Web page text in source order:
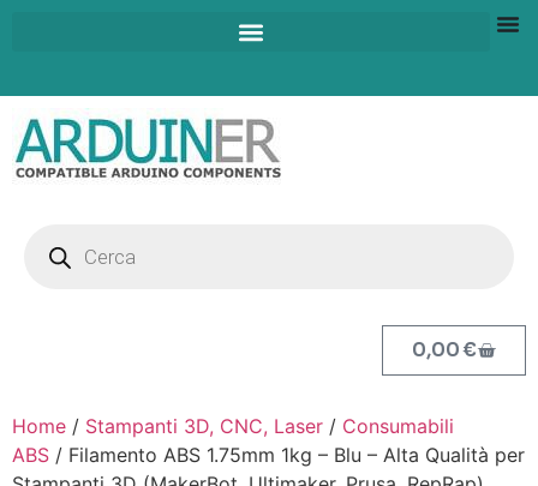
0,00€
Home / Stampanti 3D, CNC, Laser / Consumabili
ABS / Filamento ABS 1.75mm 1kg – Blu – Alta Qualità per